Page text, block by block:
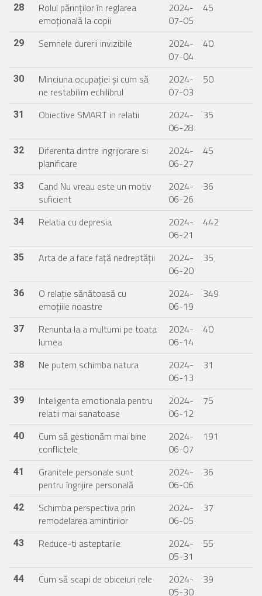
28
Rolul părinților în reglarea
emoțională la copii
2024-
07-05
45
29 Semnele durerii invizibile
2024-
07-04
40
30
Minciuna ocupației și cum să
ne restabilim echilibrul
2024-
07-03
50
31 Obiective SMART in relatii
2024-
06-28
35
32
Diferenta dintre ingrijorare si
planificare
2024-
06-27
45
33
Cand Nu vreau este un motiv
suficient
2024-
06-26
36
34 Relatia cu depresia
2024-
06-21
442
35 Arta de a face față nedreptății
2024-
06-20
35
36
O relație sănătoasă cu
emoțiile noastre
2024-
06-19
349
37
Renunta la a multumi pe toata
lumea
2024-
06-14
40
38 Ne putem schimba natura
2024-
06-13
31
39
Inteligenta emotionala pentru
relatii mai sanatoase
2024-
06-12
75
40
Cum să gestionăm mai bine
conflictele
2024-
06-07
191
41
Granitele personale sunt
pentru îngrijire personală
2024-
06-06
36
42
Schimba perspectiva prin
remodelarea amintirilor
2024-
06-05
37
43 Reduce-ti asteptarile
2024-
05-31
55
44 Cum să scapi de obiceiuri rele
2024-
05-30
39